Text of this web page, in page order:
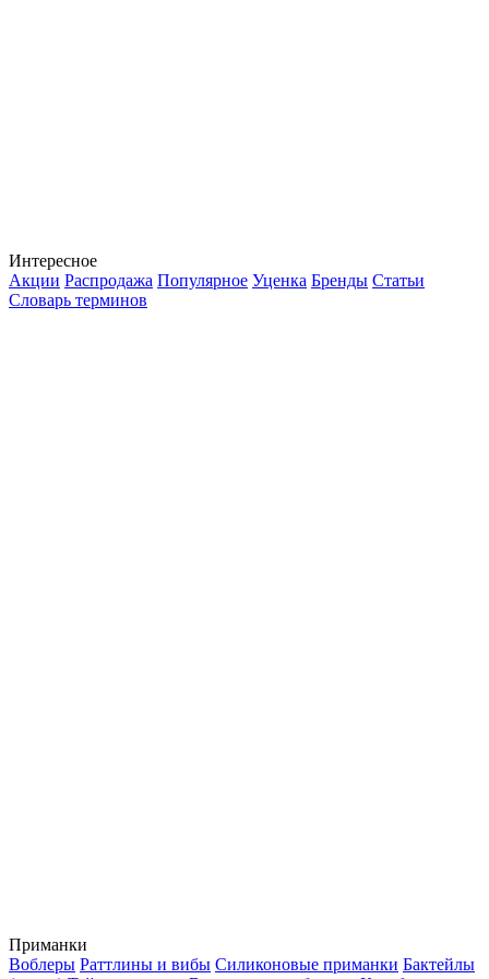
Интересное
Акции Распродажа Популярное Уценка Бренды Статьи
Словарь терминов
Приманки
Воблеры Раттлины и вибы Силиконовые приманки Бактейлы